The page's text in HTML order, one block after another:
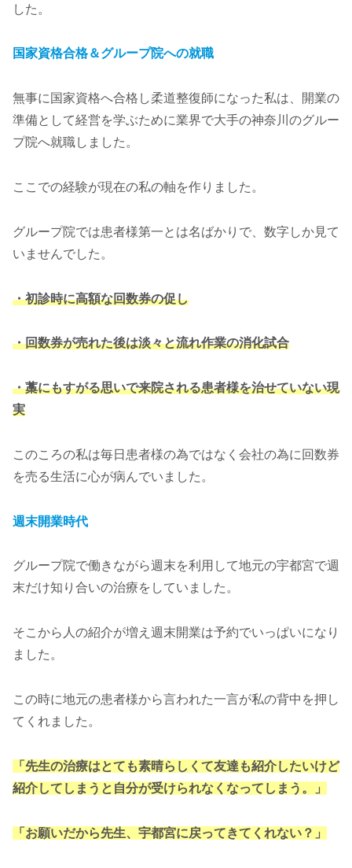
した。
国家資格合格＆グループ院への就職
無事に国家資格へ合格し柔道整復師になった私は、開業の
準備として経営を学ぶために業界で大手の神奈川のグルー
プ院へ就職しました。
ここでの経験が現在の私の軸を作りました。
グループ院では患者様第一とは名ばかりで、数字しか見て
いませんでした。
・初診時に高額な回数券の促し
・回数券が売れた後は淡々と流れ作業の消化試合
・藁にもすがる思いで来院される患者様を治せていない現
実
このころの私は毎日患者様の為ではなく会社の為に回数券
を売る生活に心が病んでいました。
週末開業時代
グループ院で働きながら週末を利用して地元の宇都宮で週
末だけ知り合いの治療をしていました。
そこから人の紹介が増え週末開業は予約でいっぱいになり
ました。
この時に地元の患者様から言われた一言が私の背中を押し
てくれました。
「先生の治療はとても素晴らしくて友達も紹介したいけど
紹介してしまうと自分が受けられなくなってしまう。」
「お願いだから先生、宇都宮に戻ってきてくれない？」